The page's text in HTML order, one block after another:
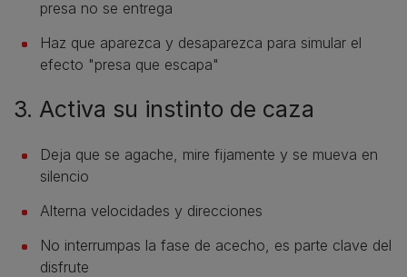
presa no se entrega
Haz que aparezca y desaparezca para simular el
efecto "presa que escapa"
3. Activa su instinto de caza
Deja que se agache, mire fijamente y se mueva en
silencio
Alterna velocidades y direcciones
No interrumpas la fase de acecho, es parte clave del
disfrute